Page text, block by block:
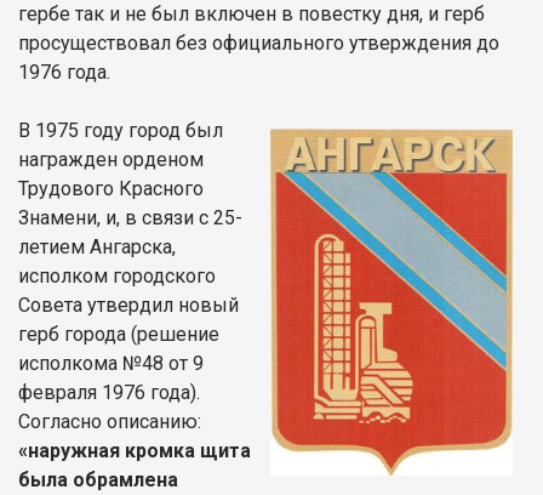
гербе так и не был включен в повестку дня, и герб
просуществовал без официального утверждения до
1976 года.
В 1975 году город был
награжден орденом
Трудового Красного
Знамени, и, в связи с 25-
летием Ангарска,
исполком городского
Совета утвердил новый
герб города (решение
исполкома №48 от 9
февраля 1976 года).
Согласно описанию:
«наружная кромка щита
была обрамлена